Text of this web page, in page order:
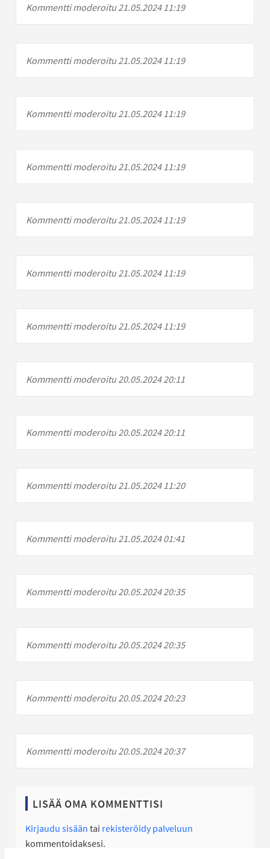
Kommentti moderoitu 21.05.2024 11:19
Kommentti moderoitu 21.05.2024 11:19
Kommentti moderoitu 21.05.2024 11:19
Kommentti moderoitu 21.05.2024 11:19
Kommentti moderoitu 21.05.2024 11:19
Kommentti moderoitu 21.05.2024 11:19
Kommentti moderoitu 21.05.2024 11:19
Kommentti moderoitu 20.05.2024 20:11
Kommentti moderoitu 20.05.2024 20:11
Kommentti moderoitu 21.05.2024 11:20
Kommentti moderoitu 21.05.2024 01:41
Kommentti moderoitu 20.05.2024 20:35
Kommentti moderoitu 20.05.2024 20:35
Kommentti moderoitu 20.05.2024 20:23
Kommentti moderoitu 20.05.2024 20:37
LISÄÄ OMA KOMMENTTISI
Kirjaudu sisään tai rekisteröidy palveluun
kommentoidaksesi.